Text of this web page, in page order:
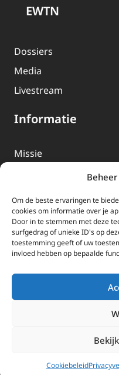
Om de beste ervaringen te
cookies om informatie over je
Door in te stemmen met deze
surfgedrag of unieke ID's op
toestemming geeft of uw
invloed hebben op bepaalde
Cookiebeleid
EWTN
Dossiers
Media
Livestream
Informatie
Missie
EWTN-Team
Organisatiegegevens
Doneren
EWTN wordt uitsluitend
Wij ontvangen bewust
Landen |